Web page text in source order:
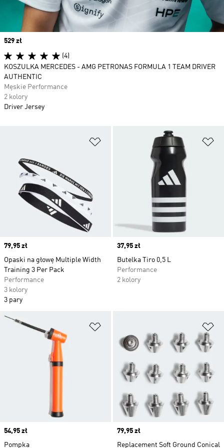
Dodaj do listy życzeń
Price
79,95 zł
Opaski na głowę Multiple Width
Training 3 Per Pack
Performance
3 kolory
3 pary
Price
37,95 zł
Butelka Tiro 0,5 L
Performance
2 kolory
Price
54,95 zł
Pompka
Price
79,95 zł
Replacement Soft Ground Conical
Price
529 zł
(4)
KOSZULKA MERCEDES - AMG PETRONAS FORMULA 1 TEAM DRIVER
AUTHENTIC
Męskie Performance
2 kolory
Driver Jersey